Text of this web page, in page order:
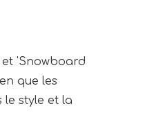
'Snowboard
que les
le style et la